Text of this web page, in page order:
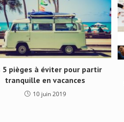
5 pièges à éviter pour partir
tranquille en vacances
10 juin 2019